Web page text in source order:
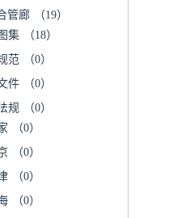
管廊
（19）
集
（18）
范
（0）
件
（0）
规
（0）
（0）
（0）
（0）
（0）